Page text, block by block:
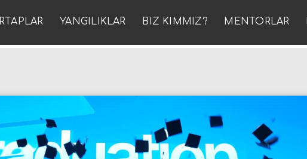
YANGILIKLAR BIZ KIMMIZ? MENTORLAR